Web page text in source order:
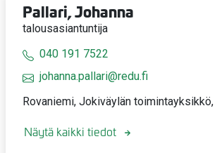
Pallari, Johanna
talousasiantuntija
040 191 7522
johanna.pallari@redu.fi
Rovaniemi, Jokiväylän toimintayksikkö,
Näytä kaikki tiedot